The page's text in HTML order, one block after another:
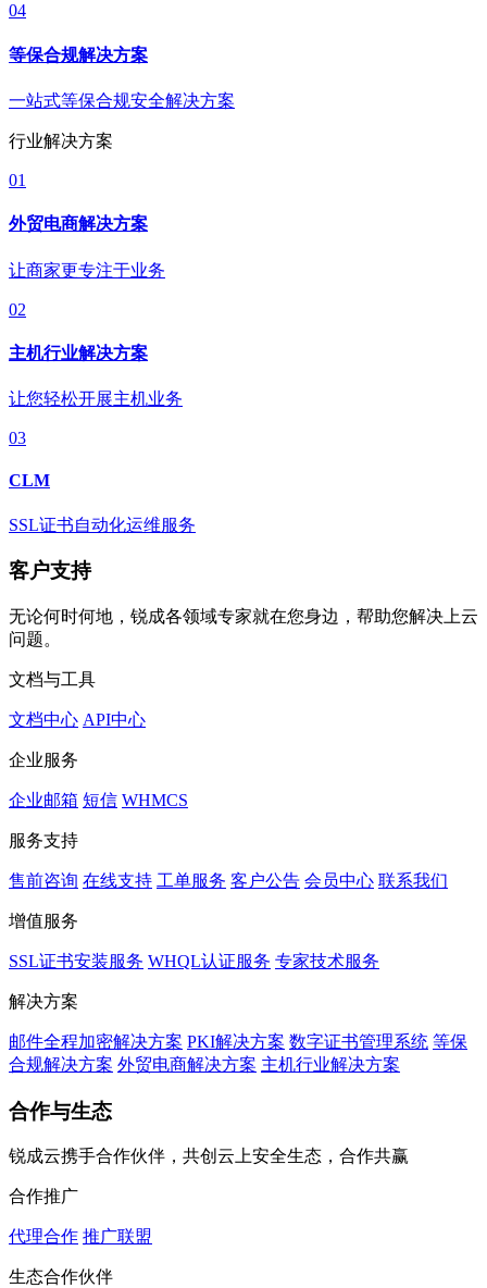
04
等保合规解决方案
一站式等保合规安全解决方案
行业解决方案
01
外贸电商解决方案
让商家更专注于业务
02
主机行业解决方案
让您轻松开展主机业务
03
CLM
SSL证书自动化运维服务
客户支持
无论何时何地，锐成各领域专家就在您身边，帮助您解决上云
问题。
文档与工具
文档中心 API中心
企业服务
企业邮箱 短信 WHMCS
服务支持
售前咨询 在线支持 工单服务 客户公告 会员中心 联系我们
增值服务
SSL证书安装服务 WHQL认证服务 专家技术服务
解决方案
邮件全程加密解决方案 PKI解决方案 数字证书管理系统 等保
合规解决方案 外贸电商解决方案 主机行业解决方案
合作与生态
锐成云携手合作伙伴，共创云上安全生态，合作共赢
合作推广
代理合作 推广联盟
生态合作伙伴